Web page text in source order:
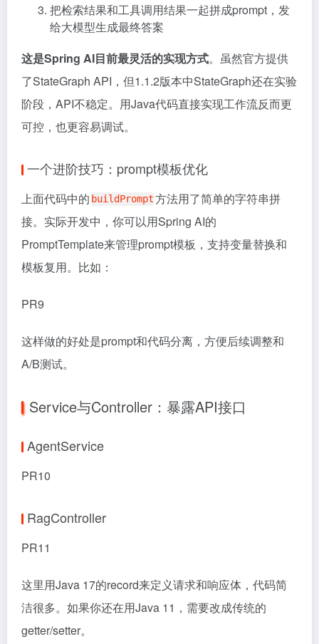
把检索结果和工具调用结果一起拼成prompt，发
给大模型生成最终答案
这是Spring AI目前最灵活的实现方式。虽然官方提供
了StateGraph API，但1.1.2版本中StateGraph还在实验
阶段，API不稳定。用Java代码直接实现工作流反而更
可控，也更容易调试。
一个进阶技巧：prompt模板优化
上面代码中的 buildPrompt方法用了简单的字符串拼
接。实际开发中，你可以用Spring AI的
PromptTemplate来管理prompt模板，支持变量替换和
模板复用。比如：
PR9
这样做的好处是prompt和代码分离，方便后续调整和
A/B测试。
Service与Controller：暴露API接口
AgentService
PR10
RagController
PR11
这里用Java 17的record来定义请求和响应体，代码简
洁很多。如果你还在用Java 11，需要改成传统的
getter/setter。